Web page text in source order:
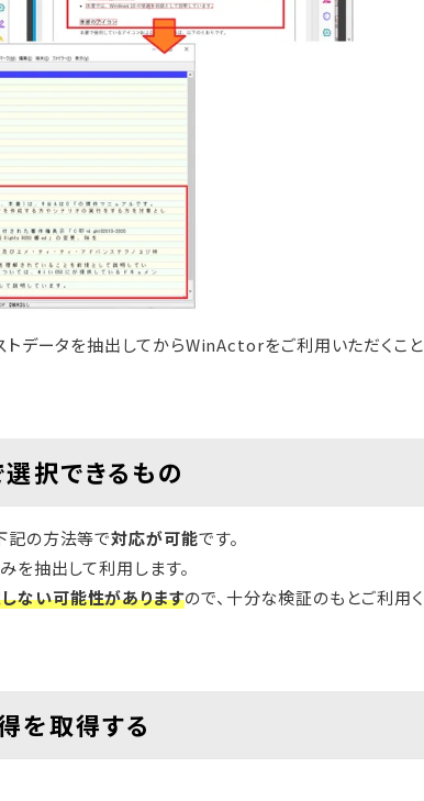
トデータを抽出してからWinActorをご利用いただくこと
択できるもの
記の方法等で対応が可能です。
を抽出して利用します。
ない可能性がありますので、十分な検証のもとご利用く
を取得する